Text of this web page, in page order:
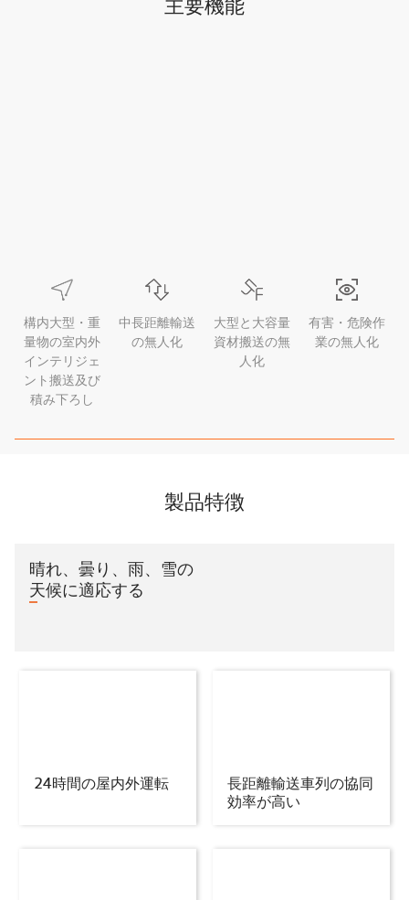
主要機能
構内大型・重
量物の室内外
インテリジェ
ント搬送及び
積み下ろし
中長距離輸送
の無人化
大型と大容量
資材搬送の無
人化
有害・危険作
業の無人化
製品特徴
晴れ、曇り、雨、雪の
天候に適応する
24時間の屋内外運転
長距離輸送車列の協同
効率が高い